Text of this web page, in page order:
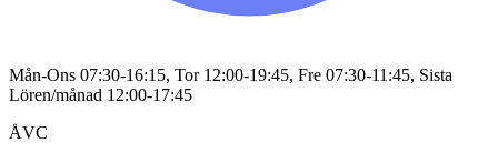
Mån-Ons 07:30-16:15, Tor 12:00-19:45, Fre 07:30-11:45, Sista
Lören/månad 12:00-17:45
ÅVC